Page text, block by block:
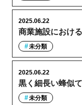
商業施設におけ
2025.06.22
未分類
黒く細長い蜂似
2025.06.22
未分類